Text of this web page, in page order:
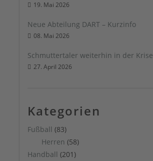
19. Mai 2026
Neue Abteilung DART – Kurzinfo
08. Mai 2026
Schmuttertaler weiterhin in der Krise
27. April 2026
Kategorien
Fußball (83)
Herren (58)
Handball (201)